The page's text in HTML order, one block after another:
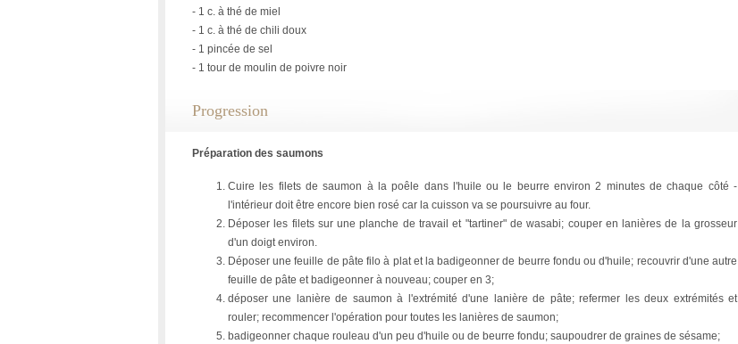
- 1 c. à thé de miel
- 1 c. à thé de chili doux
- 1 pincée de sel
- 1 tour de moulin de poivre noir
Progression
Préparation des saumons
Cuire les filets de saumon à la poêle dans l'huile ou le beurre environ 2 minutes de chaque côté -
l'intérieur doit être encore bien rosé car la cuisson va se poursuivre au four.
Déposer les filets sur une planche de travail et "tartiner" de wasabi; couper en lanières de la grosseur
d'un doigt environ.
Déposer une feuille de pâte filo à plat et la badigeonner de beurre fondu ou d'huile; recouvrir d'une autre
feuille de pâte et badigeonner à nouveau; couper en 3;
déposer une lanière de saumon à l'extrémité d'une lanière de pâte; refermer les deux extrémités et
rouler; recommencer l'opération pour toutes les lanières de saumon;
badigeonner chaque rouleau d'un peu d'huile ou de beurre fondu; saupoudrer de graines de sésame;